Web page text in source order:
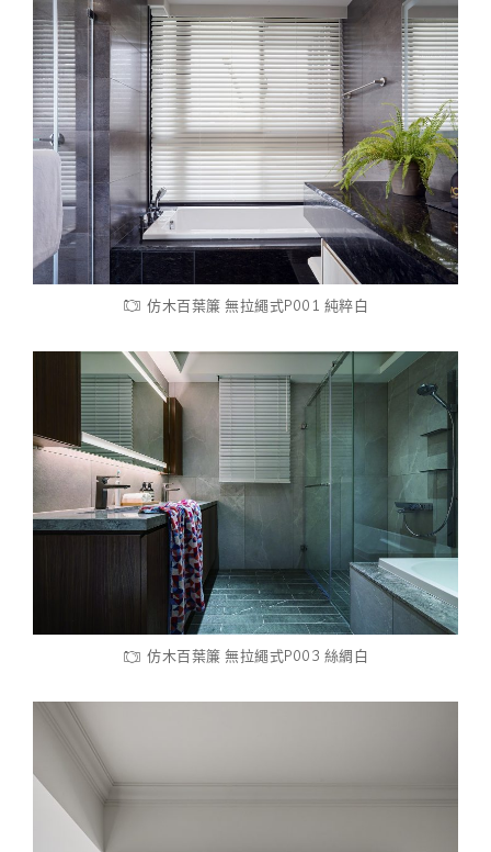
仿木百葉簾 無拉繩式P001 純粹白
仿木百葉簾 無拉繩式P003 絲綢白